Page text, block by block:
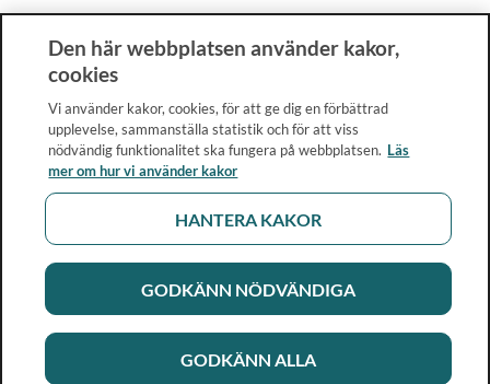
Den här webbplatsen använder kakor,
cookies
Vi använder kakor, cookies, för att ge dig en förbättrad
upplevelse, sammanställa statistik och för att viss
nödvändig funktionalitet ska fungera på webbplatsen. Läs
mer om hur vi använder kakor
HANTERA KAKOR
GODKÄNN NÖDVÄNDIGA
GODKÄNN ALLA